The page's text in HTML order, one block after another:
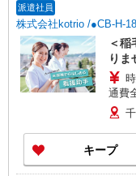
派遣社員
株式会社kotrio /●CB-H-
＜稲
りま
通費
キープ